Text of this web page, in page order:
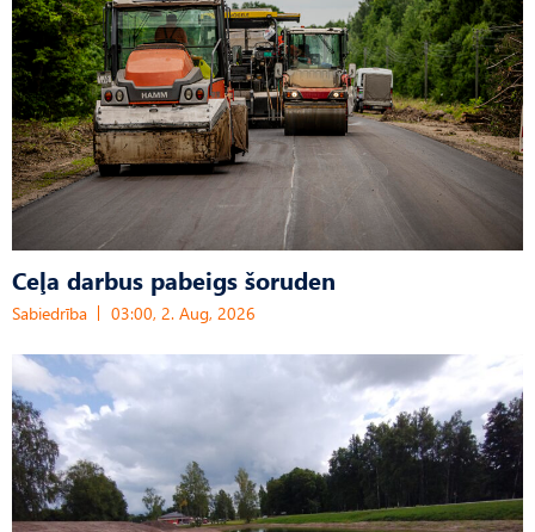
Ceļa darbus pabeigs šoruden
Sabiedrība 03:00, 2. Aug, 2026